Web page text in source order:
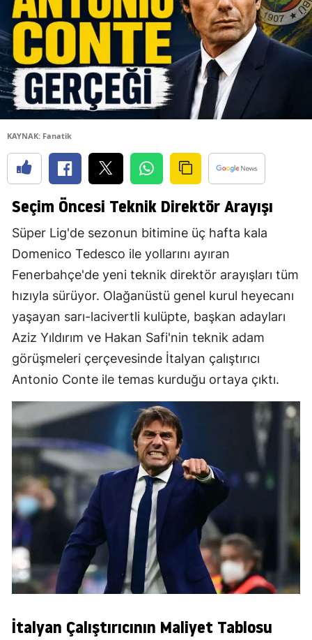
KAYNAK: Fanatik
Seçim Öncesi Teknik Direktör Arayışı
Süper Lig'de sezonun bitimine üç hafta kala
Domenico Tedesco ile yollarını ayıran
Fenerbahçe'de yeni teknik direktör arayışları tüm
hızıyla sürüyor. Olağanüstü genel kurul heyecanı
yaşayan sarı-lacivertli kulüpte, başkan adayları
Aziz Yıldırım ve Hakan Safi'nin teknik adam
görüşmeleri çerçevesinde İtalyan çalıştırıcı
Antonio Conte ile temas kurduğu ortaya çıktı.
İtalyan Çalıştırıcının Maliyet Tablosu